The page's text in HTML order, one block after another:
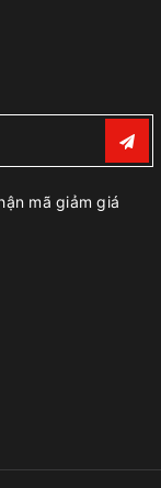
mã giảm giá